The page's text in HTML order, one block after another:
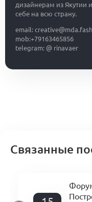
дизайнерам из Якутии
себе на всю страну.
email:
mob:+79163465856
telegram: @ rinavaer
Связанные